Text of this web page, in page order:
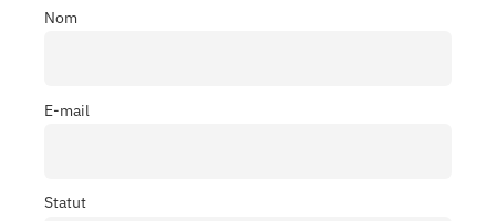
Nom
E-mail
Statut